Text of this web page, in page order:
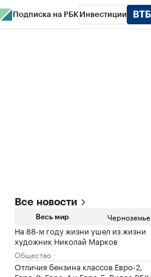
Подписка на РБК Инвестиции
Все новости
Весь мир Черноземье
На 88-м году жизни ушел из жизни
художник Николай Марков
Общество
Отличия бензина классов Евро-2,